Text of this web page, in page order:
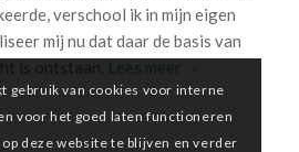
verschool ik in mijn eigen
mij nu dat daar de basis van
Lees meer
gebruik van cookies voor interne
voor het goed laten functioneren
deze website te blijven en verder